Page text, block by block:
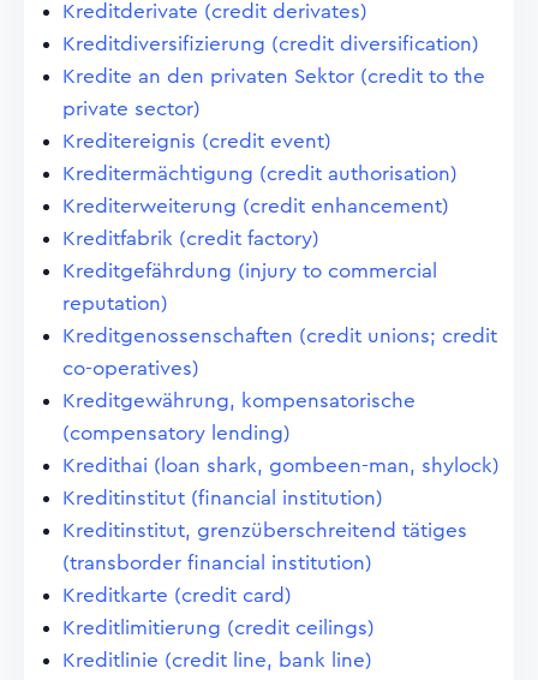
Kreditderivate (credit derivates)
Kreditdiversifizierung (credit diversification)
Kredite an den privaten Sektor (credit to the
private sector)
Kreditereignis (credit event)
Kreditermächtigung (credit authorisation)
Krediterweiterung (credit enhancement)
Kreditfabrik (credit factory)
Kreditgefährdung (injury to commercial
reputation)
Kreditgenossenschaften (credit unions; credit
co-operatives)
Kreditgewährung, kompensatorische
(compensatory lending)
Kredithai (loan shark, gombeen-man, shylock)
Kreditinstitut (financial institution)
Kreditinstitut, grenzüberschreitend tätiges
(transborder financial institution)
Kreditkarte (credit card)
Kreditlimitierung (credit ceilings)
Kreditlinie (credit line, bank line)